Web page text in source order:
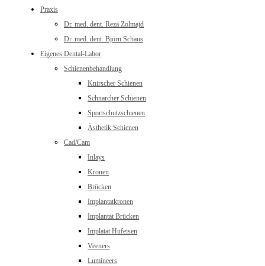
Praxis
Dr. med. dent. Reza Zolmajd
Dr. med. dent. Björn Schaus
Eigenes Dental-Labor
Schienenbehandlung
Knirscher Schienen
Schnarcher Schienen
Sportschutzschienen
Ästhetik Schienen
Cad/Cam
Inlays
Kronen
Brücken
Implantatkronen
Implantat Brücken
Implatat Hufeisen
Veeners
Lumineers